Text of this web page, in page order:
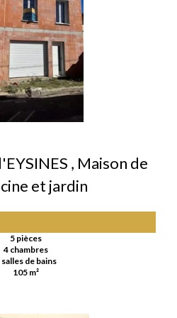
, Maison de
et jardin
5 pièces
4 chambres
salles de bains
105 m²